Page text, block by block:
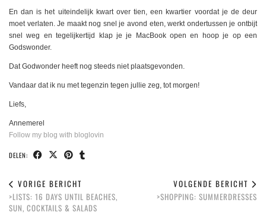
En dan is het uiteindelijk kwart over tien, een kwartier voordat je de deur
moet verlaten. Je maakt nog snel je avond eten, werkt ondertussen je ontbijt
snel weg en tegelijkertijd klap je je MacBook open en hoop je op een
Godswonder.
Dat Godwonder heeft nog steeds niet plaatsgevonden.
Vandaar dat ik nu met tegenzin tegen jullie zeg, tot morgen!
Liefs,
Annemerel
Follow my blog with bloglovin
DELEN:
VORIGE BERICHT
>LISTS: 16 DAYS UNTIL BEACHES,
SUN, COCKTAILS & SALADS
VOLGENDE BERICHT
>SHOPPING: SUMMERDRESSES